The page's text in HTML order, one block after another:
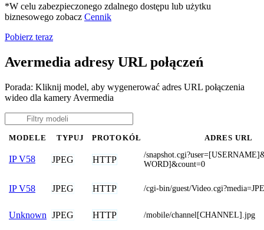
*W celu zabezpieczonego zdalnego dostępu lub użytku
biznesowego zobacz Cennik
Pobierz teraz
Avermedia adresy URL połączeń
Porada: Kliknij model, aby wygenerować adres URL połączenia
wideo dla kamery Avermedia
MODELE TYPUJ PROTOKÓŁ ADRES URL
IP V58 JPEG HTTP
/
WORD]&count=0
IP V58 JPEG HTTP /cgi-bin/guest/
Unknown JPEG HTTP /mobile/channel[CHANNEL].jpg